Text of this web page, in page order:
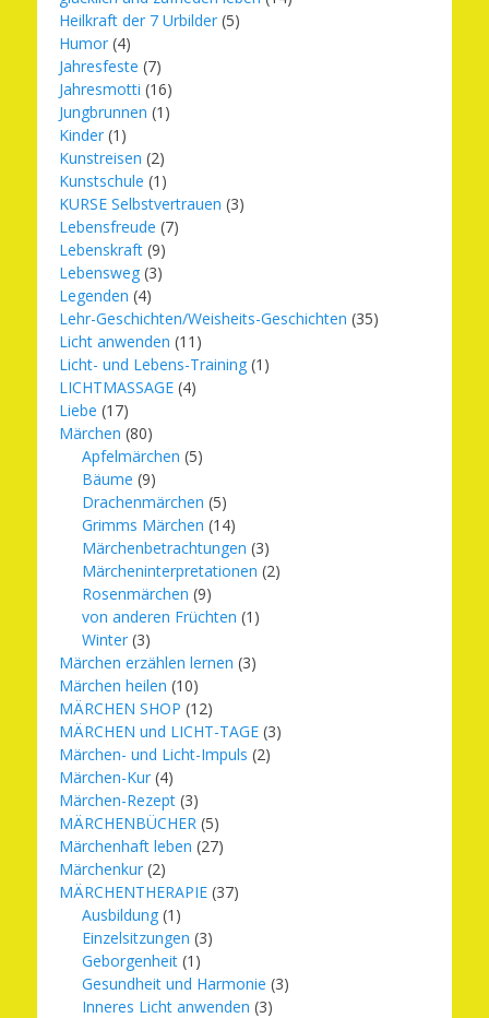
Heilkraft der 7 Urbilder (5)
Humor (4)
Jahresfeste (7)
Jahresmotti (16)
Jungbrunnen (1)
Kinder (1)
Kunstreisen (2)
Kunstschule (1)
KURSE Selbstvertrauen (3)
Lebensfreude (7)
Lebenskraft (9)
Lebensweg (3)
Legenden (4)
Lehr-Geschichten/Weisheits-Geschichten (35)
Licht anwenden (11)
Licht- und Lebens-Training (1)
LICHTMASSAGE (4)
Liebe (17)
Märchen (80)
Apfelmärchen (5)
Bäume (9)
Drachenmärchen (5)
Grimms Märchen (14)
Märchenbetrachtungen (3)
Märcheninterpretationen (2)
Rosenmärchen (9)
von anderen Früchten (1)
Winter (3)
Märchen erzählen lernen (3)
Märchen heilen (10)
MÄRCHEN SHOP (12)
MÄRCHEN und LICHT-TAGE (3)
Märchen- und Licht-Impuls (2)
Märchen-Kur (4)
Märchen-Rezept (3)
MÄRCHENBÜCHER (5)
Märchenhaft leben (27)
Märchenkur (2)
MÄRCHENTHERAPIE (37)
Ausbildung (1)
Einzelsitzungen (3)
Geborgenheit (1)
Gesundheit und Harmonie (3)
Inneres Licht anwenden (3)